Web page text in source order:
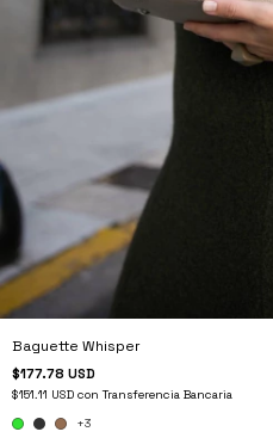
Baguette Whisper
$177.78 USD
$151.11 USD con Transferencia Bancaria
+3